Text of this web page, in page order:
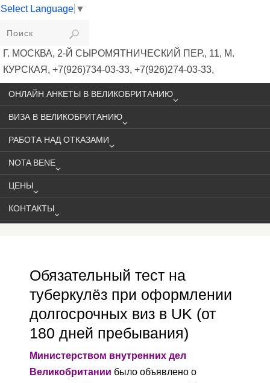
Select Language ▼
VIKIVISA
Г. МОСКВА, 2-Й СЫРОМЯТНИЧЕСКИЙ ПЕР., 11, М.
КУРСКАЯ, +7(926)734-03-33, +7(926)274-03-33,
VISA@VIKIVISA.RU
ОНЛАЙН АНКЕТЫ В ВЕЛИКОБРИТАНИЮ
ВИЗА В ВЕЛИКОБРИТАНИЮ
РАБОТА НАД ОТКАЗАМИ
NOTA BENE
ЦЕНЫ
КОНТАКТЫ
Обязательный тест на
туберкулёз при оформлении
долгосрочных виз в UK (от
180 дней пребывания)
Министерством внутренних дел
Великобритании было объявлено о